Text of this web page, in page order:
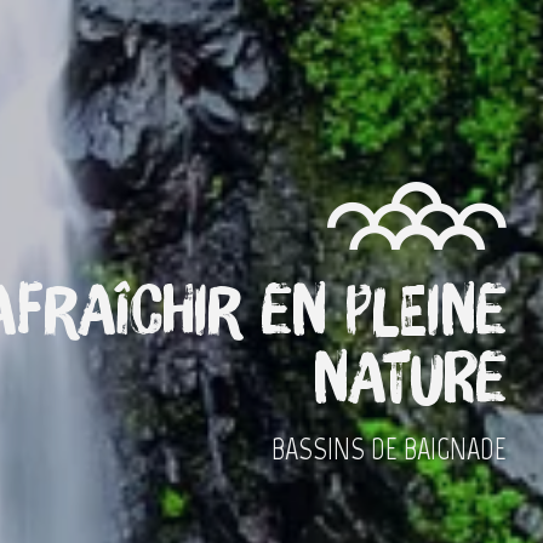
en pleine
nature
BASSINS DE BAIGNADE